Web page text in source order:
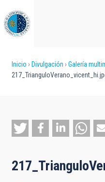
al
contenido
principal
Sobrescribir
enlaces
ayuda
a
navegación
Inicio Divulgación Galería